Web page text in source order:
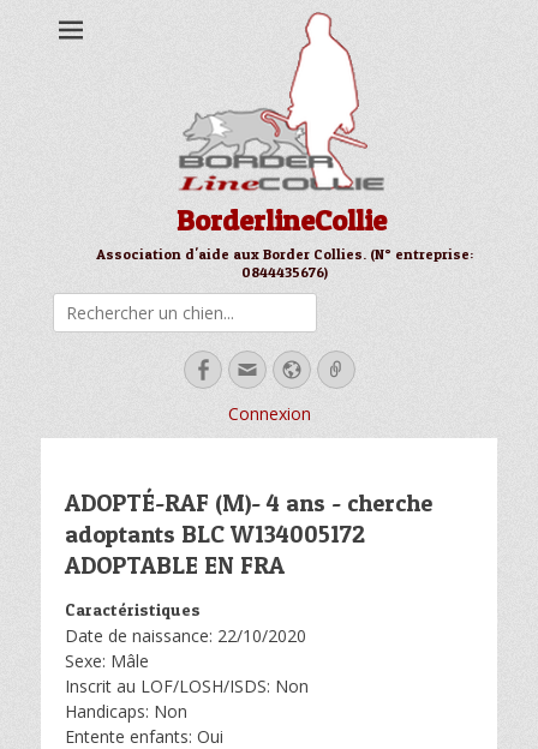
BorderlineCollie
Association d'aide aux Border Collies. (N° entreprise:
0844435676)
Facebook
EmailSite
web
Link
Connexion
ADOPTÉ-RAF (M)- 4 ans - cherche
adoptants BLC W134005172
ADOPTABLE EN FRA
Caractéristiques
Date de naissance: 22/10/2020
Sexe: Mâle
Inscrit au LOF/LOSH/ISDS: Non
Handicaps: Non
Entente enfants: Oui